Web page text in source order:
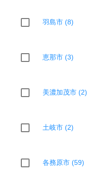
羽島市 (8)
恵那市 (3)
美濃加茂市 (2)
土岐市 (2)
各務原市 (59)